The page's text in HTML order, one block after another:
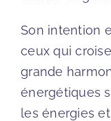
Son intention
ceux qui
grande
énergétiques
les énergies